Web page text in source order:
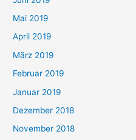
Mai 2019
April 2019
März 2019
Februar 2019
Januar 2019
Dezember 2018
November 2018